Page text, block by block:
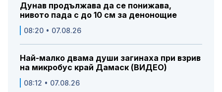
Дунав продължава да се понижава,
нивото пада с до 10 см за денонощие
08:20 • 07.08.26
Най-малко двама души загинаха при взрив
на микробус край Дамаск (ВИДЕО)
08:12 • 07.08.26